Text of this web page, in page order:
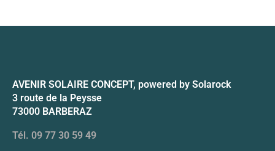
AVENIR SOLAIRE CONCEPT, powered by Solarock
3 route de la Peysse
73000 BARBERAZ
Tél. 09 77 30 59 49